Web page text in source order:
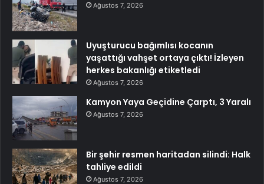
Ağustos 7, 2026
Uyuşturucu bağımlısı kocanın
yaşattığı vahşet ortaya çıktı! İzleyen
herkes bakanlığı etiketledi
Ağustos 7, 2026
Kamyon Yaya Geçidine Çarptı, 3 Yaralı
Ağustos 7, 2026
Bir şehir resmen haritadan silindi: Halk
tahliye edildi
Ağustos 7, 2026